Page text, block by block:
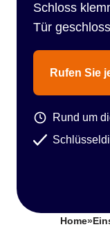
Schloss
Tür
Rufen Sie
Rund um
Home»